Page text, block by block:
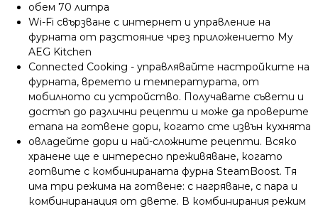
обем 70 литра
Wi-Fi свързване с интернет и управление на
фурната от разстояние чрез приложението My
AEG Kitchen
Connected Cooking - управлявайте настройките на
фурната, времето и температурата, от
мобилното си устройство. Получавате съвети и
достъп до различни рецепти и може да проверите
етапа на готвене дори, когато сте извън кухнята
овладейте дори и най-сложните рецепти. Всяко
хранене ще е интересно преживяване, когато
готвите с комбинираната фурна SteamBoost. Тя
има три режима на готвене: с нагряване, с пара и
комбиниранация от двете. В комбинирания режим